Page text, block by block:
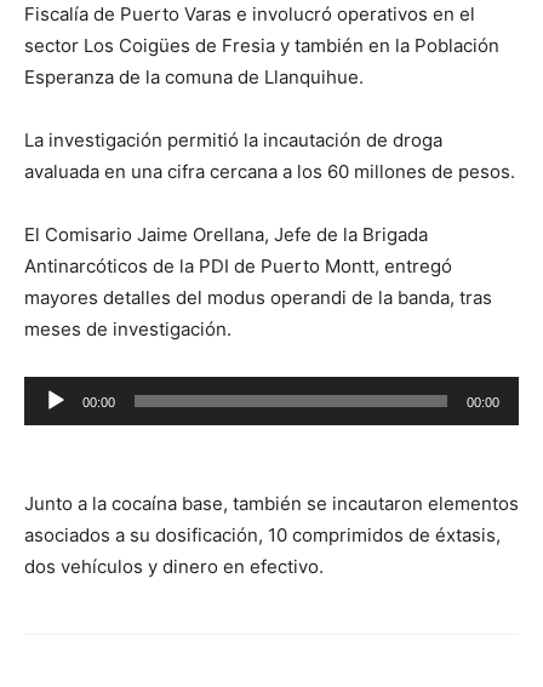
Fiscalía de Puerto Varas e involucró operativos en el
sector Los Coigües de Fresia y también en la Población
Esperanza de la comuna de Llanquihue.
La investigación permitió la incautación de droga
avaluada en una cifra cercana a los 60 millones de pesos.
El Comisario Jaime Orellana, Jefe de la Brigada
Antinarcóticos de la PDI de Puerto Montt, entregó
mayores detalles del modus operandi de la banda, tras
meses de investigación.
Reproductor
de
00:00 00:00
Junto a la cocaína base, también se incautaron elementos
asociados a su dosificación, 10 comprimidos de éxtasis,
dos vehículos y dinero en efectivo.